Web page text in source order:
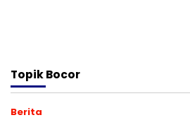
TopikBocor
Berita